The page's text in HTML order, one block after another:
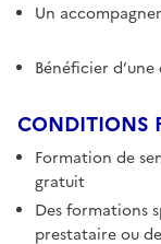
Un
Bénéficier
CONDITIONS
Formation de
gratuit
Des formations
prestataire ou